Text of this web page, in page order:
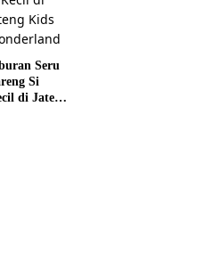
Seru
Si
di Jateng